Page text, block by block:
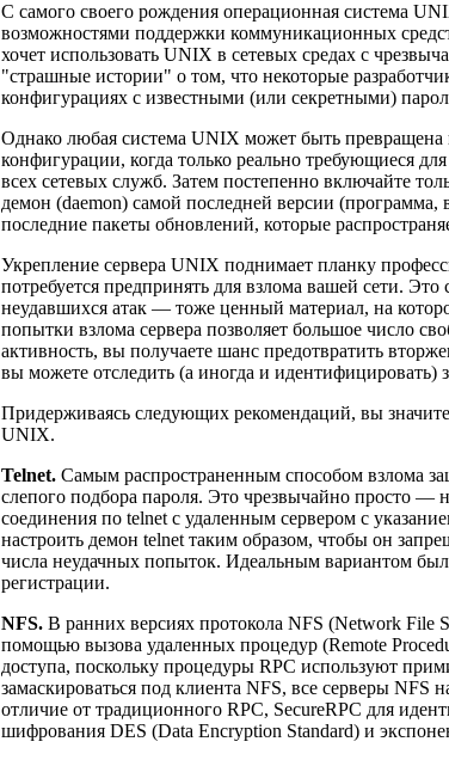
С самого своего рождения операционная система
возможностями поддержки коммуникационных
хочет использовать UNIX в сетевых средах с
"страшные истории" о том, что некоторые
конфигурациях с известными (или секретными)
Однако любая система UNIX может быть
конфигурации, когда только реально требующиеся
всех сетевых служб. Затем постепенно включайте
демон (daemon) самой последней версии
последние пакеты обновлений, которые
Укрепление сервера UNIX поднимает планку
потребуется предпринять для взлома вашей сети.
неудавшихся атак — тоже ценный материал, на
попытки взлома сервера позволяет большое число
активность, вы получаете шанс предотвратить
вы можете отследить (а иногда и
Придерживаясь следующих рекомендаций, вы
UNIX.
Telnet. Самым распространенным способом взлома
слепого подбора пароля. Это чрезвычайно просто —
соединения по telnet с удаленным сервером с
настроить демон telnet таким образом, чтобы он
числа неудачных попыток. Идеальным вариантом
регистрации.
NFS. В ранних версиях протокола NFS (Network File
помощью вызова удаленных процедур (Remote
доступа, поскольку процедуры RPC используют
замаскироваться под клиента NFS, все серверы
отличие от традиционного RPC, SecureRPC для
шифрования DES (Data Encryption Standard) и